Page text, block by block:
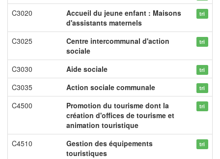
C3020
Accueil du jeune enfant : Maisons
d'assistants maternels
tri
C3025
Centre intercommunal d'action
sociale
tri
C3030 Aide sociale tri
C3035 Action sociale communale tri
C4500
Promotion du tourisme dont la
création d'offices de tourisme et
animation touristique
tri
C4510
Gestion des équipements
touristiques
tri